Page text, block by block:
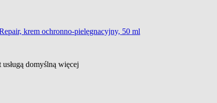
krem ochronno-pielęgnacyjny, 50 ml
domyślną więcej